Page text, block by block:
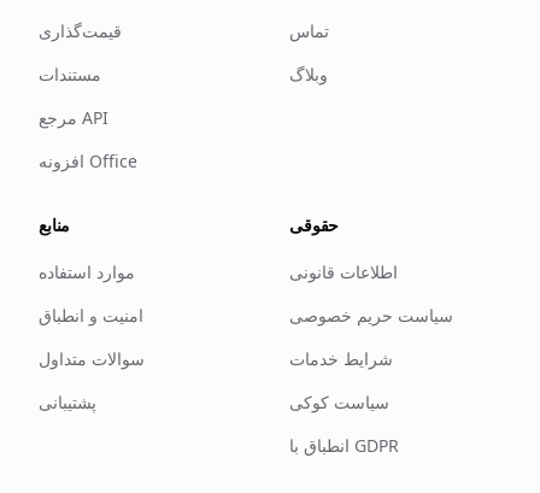
قیمت‌گذاری
مستندات
مرجع API
افزونه Office
تماس
وبلاگ
منابع
موارد استفاده
امنیت و انطباق
سوالات متداول
پشتیبانی
حقوقی
اطلاعات قانونی
سیاست حریم خصوصی
شرایط خدمات
سیاست کوکی
انطباق با GDPR